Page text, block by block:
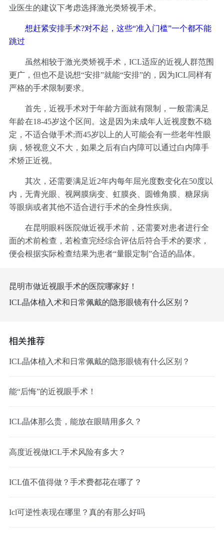
业医生的建议下考虑选择激光类矫视手术。
想赶紧安排手术?对不起，这些“准入门槛”一个都不能
跳过
虽然相较于激光类矫视手术，ICL适应的近视人群范围
更广，但也不是说想“安排”就能“安排”的，因为ICL同样有
严格的手术限制要求。
首先，近视手术对于年龄方面就有限制，一般需满足
年龄在18-45岁这个区间。这是因为未成年人近视度数不稳
定，不适合做手术;而45岁以上的人可能会有一些老年性眼
病，矫视意义不大，如果之后有白内障可以通过白内障手
术矫正近视。
其次，还需要满足近2年内每年屈光度数变化在50度以
内，无青光眼、视网膜病变、虹膜炎、圆锥角膜、糖尿病
等眼病或者其他不适合进行手术的全身性疾病。
在昆明眼科医院做近视手术前，还需要对患者进行全
面的术前检查，若检查完经综合评估后符合手术的要求，
便会根据实际检查结果为患者“量眼定制”合适的晶体。
昆明市做近视眼手术的医院哪家好！
ICL晶体植入术和日常佩戴的隐形眼镜有什么区别？
相关推荐
ICL晶体植入术和日常佩戴的隐形眼镜有什么区别？
能“后悔”的近视眼手术！
ICL晶体那么贵，能放在眼睛用多久？
高度近视做ICL手术风险有多大？
ICL值不值得做？手术费都花在哪了？
Icl可逆性表现在哪里？真的有那么好吗